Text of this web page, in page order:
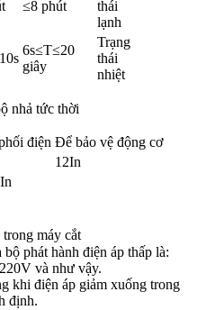
≤8 phút
thái
lạnh
6s≤T≤20
giây
Trạng
thái
nhiệt
nhả tức thời
điện Để bảo vệ động cơ
12In
máy cắt
phát hành điện áp thấp là:
và như vậy.
khi điện áp giảm xuống trong
định.